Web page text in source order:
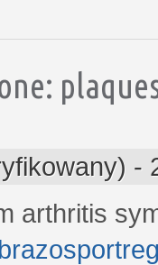
-
arthritis